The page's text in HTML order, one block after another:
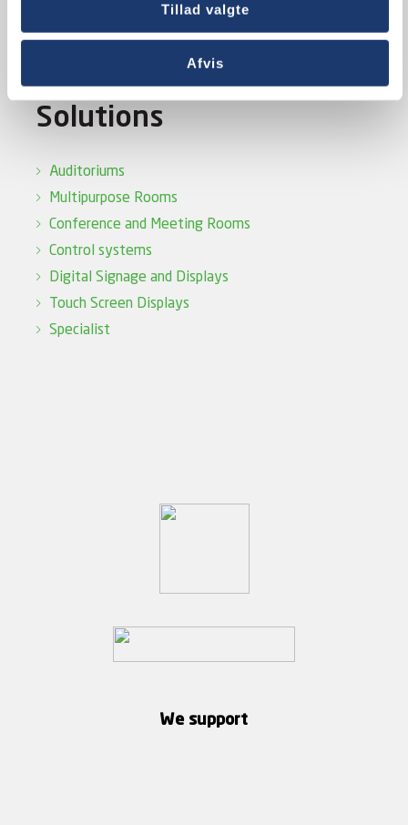
Tillad valgte
Afvis
Website Disclaimer
Solutions
Auditoriums
Multipurpose Rooms
Conference and Meeting Rooms
Control systems
Digital Signage and Displays
Touch Screen Displays
Specialist
We support